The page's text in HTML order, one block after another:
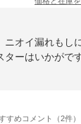
ニオイ漏れもし
ターはいかがで
すめコメント（2件）